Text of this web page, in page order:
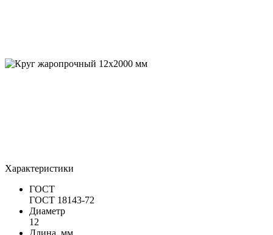
Характеристики
ГОСТ
ГОСТ 18143-72
Диаметр
12
Длина, мм